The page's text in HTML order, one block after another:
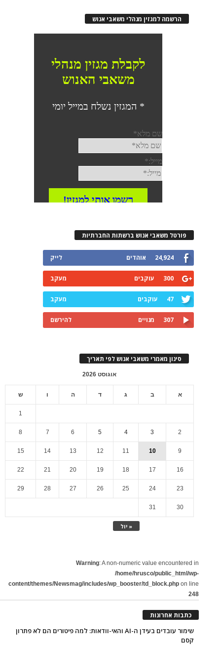
הרשמה למגזין מנהלי משאבי אנוש
פורטל משאבי אנוש ברשתות החברתיות
24,924 אוהדים לייק
300 עוקבים מעקב
47 עוקבים מעקב
307 מנויים להירשם
סינון מאמרי משאבי אנוש לפי תאריך
אוגוסט 2026
א ב ג ד ה ו ש
« יול
1
2
3
4
5
6
7
8
9
10
11
12
13
14
15
16
17
18
19
20
21
22
23
24
25
26
27
28
29
30
31
Warning: A non-numeric value encountered in
/home/hrusco/public_html/wp-
content/themes/Newsmag/includes/wp_booster/td_block.php on line
248
כתבות אחרונות
שימור עובדים בעידן ה-AI והאי-וודאות: למה פיטורים הם לא פתרון
קסם